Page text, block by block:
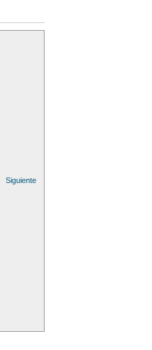
Siguiente